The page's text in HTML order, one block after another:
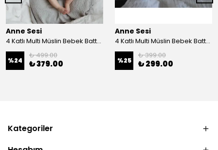
Anne Sesi
4 Katlı Multi Müslin Bebek Battaniyesi %100 Organik Pamuk 100x100 cm
%24
₺ 499.00
₺ 379.00
Anne Sesi
4 Katlı Multi Müslin Bebek Battaniyesi %100 Organik Pamuk 70x100 cm
%25
₺ 399.00
₺ 299.00
Kategoriler